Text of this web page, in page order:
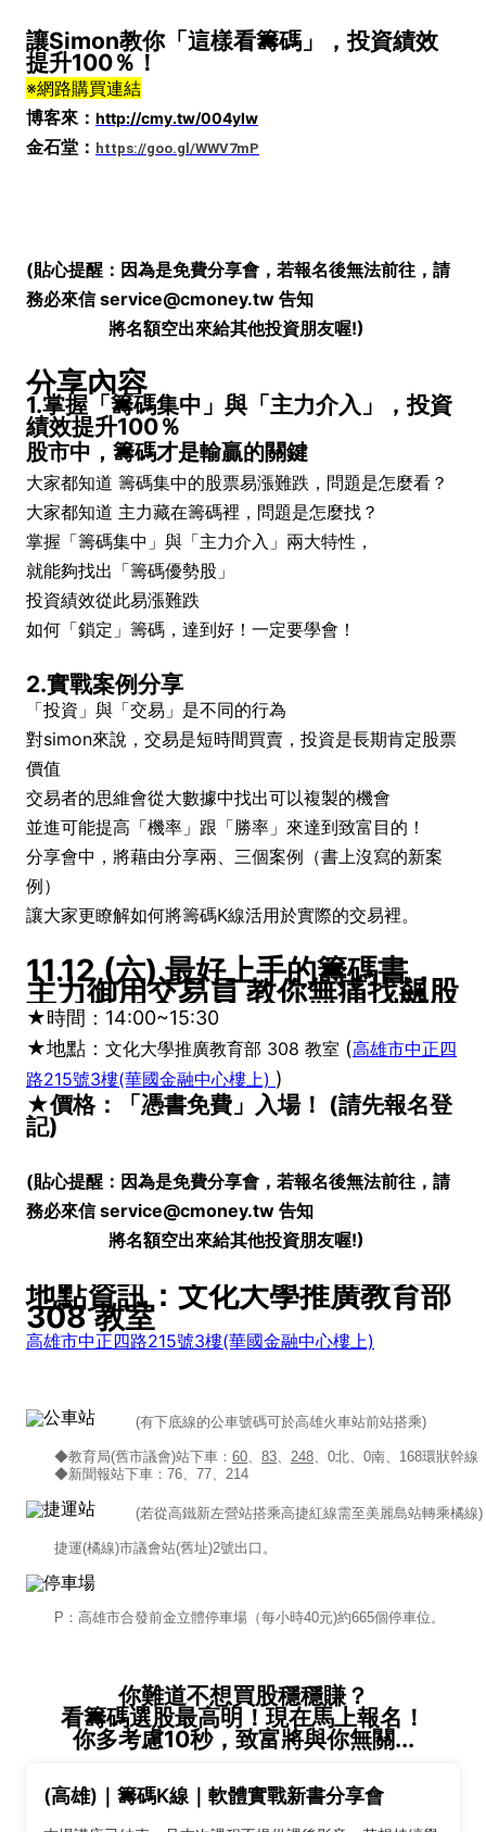
讓Simon教你「這樣看籌碼」，投資績效
提升100％！
※網路購買連結
博客來： http://cmy.tw/004ylw
金石堂： https://goo.gl/WWV7mP
(貼心提醒：因為是免費分享會，若報名後無法前往， 請
務必來信 service@cmoney.tw 告知
將名額空出來給其他投資朋友喔!)
分享內容
1.掌握「籌碼集中」與「主力介入」，投資
績效提升100％
股市中，籌碼才是輸贏的關鍵
大家都知道 籌碼集中的股票易漲難跌，問題是怎麼看？​​
大家都知道 主力藏在籌碼裡，問題是怎麼找？
掌握「籌碼集中」與「主力介入」兩大特性，
就能夠找出「籌碼優勢股」
投資績效從此易漲難跌
如何「鎖定」籌碼，達到好！一定要學會！
2.實戰案例分享
「投資」與「交易」是不同的行為
對simon來說，交易是短時間買賣，投資是長期肯定股票
價值
交易者的思維會從大數據中找出可以複製的機會
並進可能提高「機率」跟「勝率」來達到致富目的！
分享會中，將藉由分享兩、三個案例（書上沒寫的新案
例）
讓大家更瞭解如何將籌碼K線活用於實際的交易裡。
11.12 (六) 最好上手的籌碼書，
主力御用交易員 教你無痛找飆股
★時間：14:00~15:30
★地點： 文化大學推廣教育部 308 教室 (高雄市中正四
路215號3樓(華國金融中心樓上) )
★價格：「憑書免費」入場！ (請先報名登
記)
(貼心提醒：因為是免費分享會，若報名後無法前往， 請
務必來信 service@cmoney.tw 告知
將名額空出來給其他投資朋友喔!)
地點資訊：文化大學推廣教育部
308 教室
高雄市中正四路215號3樓(華國金融中心樓上)
(有下底線的公車號碼可於高雄火車站前站搭乘)
◆教育局(舊市議會)站下車： 60、 83、 248、0北、0南、168環狀幹線
◆新聞報站下車：76、77、214
(若從高鐵新左營站搭乘高捷紅線需至美麗島站轉乘橘線)
捷運(橘線)市議會站(舊址)2號出口。
P：高雄市合發前金立體停車場（每小時40元)約665個停車位。
你難道不想買股穩穩賺？
看籌碼選股最高明！現在馬上報名！
你多考慮10秒，致富將與你無關...
(高雄)｜籌碼K線｜軟體實戰新書分享會